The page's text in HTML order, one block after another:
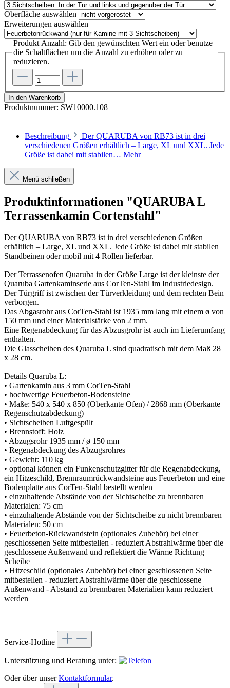
Oberfläche auswählen
Erweiterungen auswählen
Produkt Anzahl: Gib den gewünschten Wert ein oder benutze
die Schaltflächen um die Anzahl zu erhöhen oder zu
reduzieren.
In den Warenkorb
Produktnummer: SW10000.108
Beschreibung
Der QUARUBA von RB73 ist in drei
verschiedenen Größen erhältlich – Large, XL und XXL. Jede
Größe ist dabei mit stabilen… Mehr
Menü schließen
Produktinformationen "QUARUBA L
Terrassenkamin Cortenstahl"
Der QUARUBA von RB73 ist in drei verschiedenen Größen
erhältlich – Large, XL und XXL. Jede Größe ist dabei mit stabilen
Standbeinen oder mobil mit 4 Rollen lieferbar.
Der Terrassenofen Quaruba in der Größe Large ist der kleinste der
Quaruba Gartenkaminserie aus CorTen-Stahl im Industriedesign.
Der Türgriff ist zwischen der Türverkleidung und dem rechten Bein
verborgen.
Das Abgasrohr aus CorTen-Stahl ist 1935 mm lang mit einem ø von
150 mm und einer Materialstärke von 2 mm.
Eine Regenabdeckung für das Abzusgrohr ist auch im Lieferumfang
enthalten.
Die Glasscheiben des Quaruba L sind quadratisch mit dem Maß 28
x 28 cm.
Details Quaruba L:
• Gartenkamin aus 3 mm CorTen-Stahl
• hochwertige Feuerbeton-Bodensteine
• Maße: 540 x 540 x 850 (Oberkante Ofen) / 2868 mm (Oberkante
Regenschutzabdeckung)
• Sichtscheiben Luftgespült
• Brennstoff: Holz
• Abzugsrohr 1935 mm / ø 150 mm
• Regenabdeckung des Abzugsrohres
• Gewicht: 110 kg
• optional können ein Funkenschutzgitter für die Regenabdeckung,
ein Hitzeschild, Brennraumrückwandsteine aus Feuerbeton und eine
Bodenplatte aus CorTen-Stahl bestellt werden
• einzuhaltende Abstände von der Sichtscheibe zu brennbaren
Materialen: 75 cm
• einzuhaltende Abstände von der Sichtscheibe zu nicht brennbaren
Materialen: 50 cm
• Feuerbeton-Rückwandstein (optionales Zubehör) bei einer
geschlossenen Seite mitbestellen - reduziert Abstrahlwärme über die
geschlossene Außenwand und reflektiert die Wärme Richtung
Scheibe
• Hitzeschild (optionales Zubehör) bei einer geschlossenen Seite
mitbestellen - reduziert Abstrahlwärme über die geschlossene
Außenwand - Abstand zu brennbaren Materialien kann reduziert
werden
Service-Hotline
Unterstützung und Beratung unter:
Oder über unserKontaktformular.